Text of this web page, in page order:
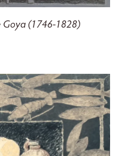
Goya (1746-1828)